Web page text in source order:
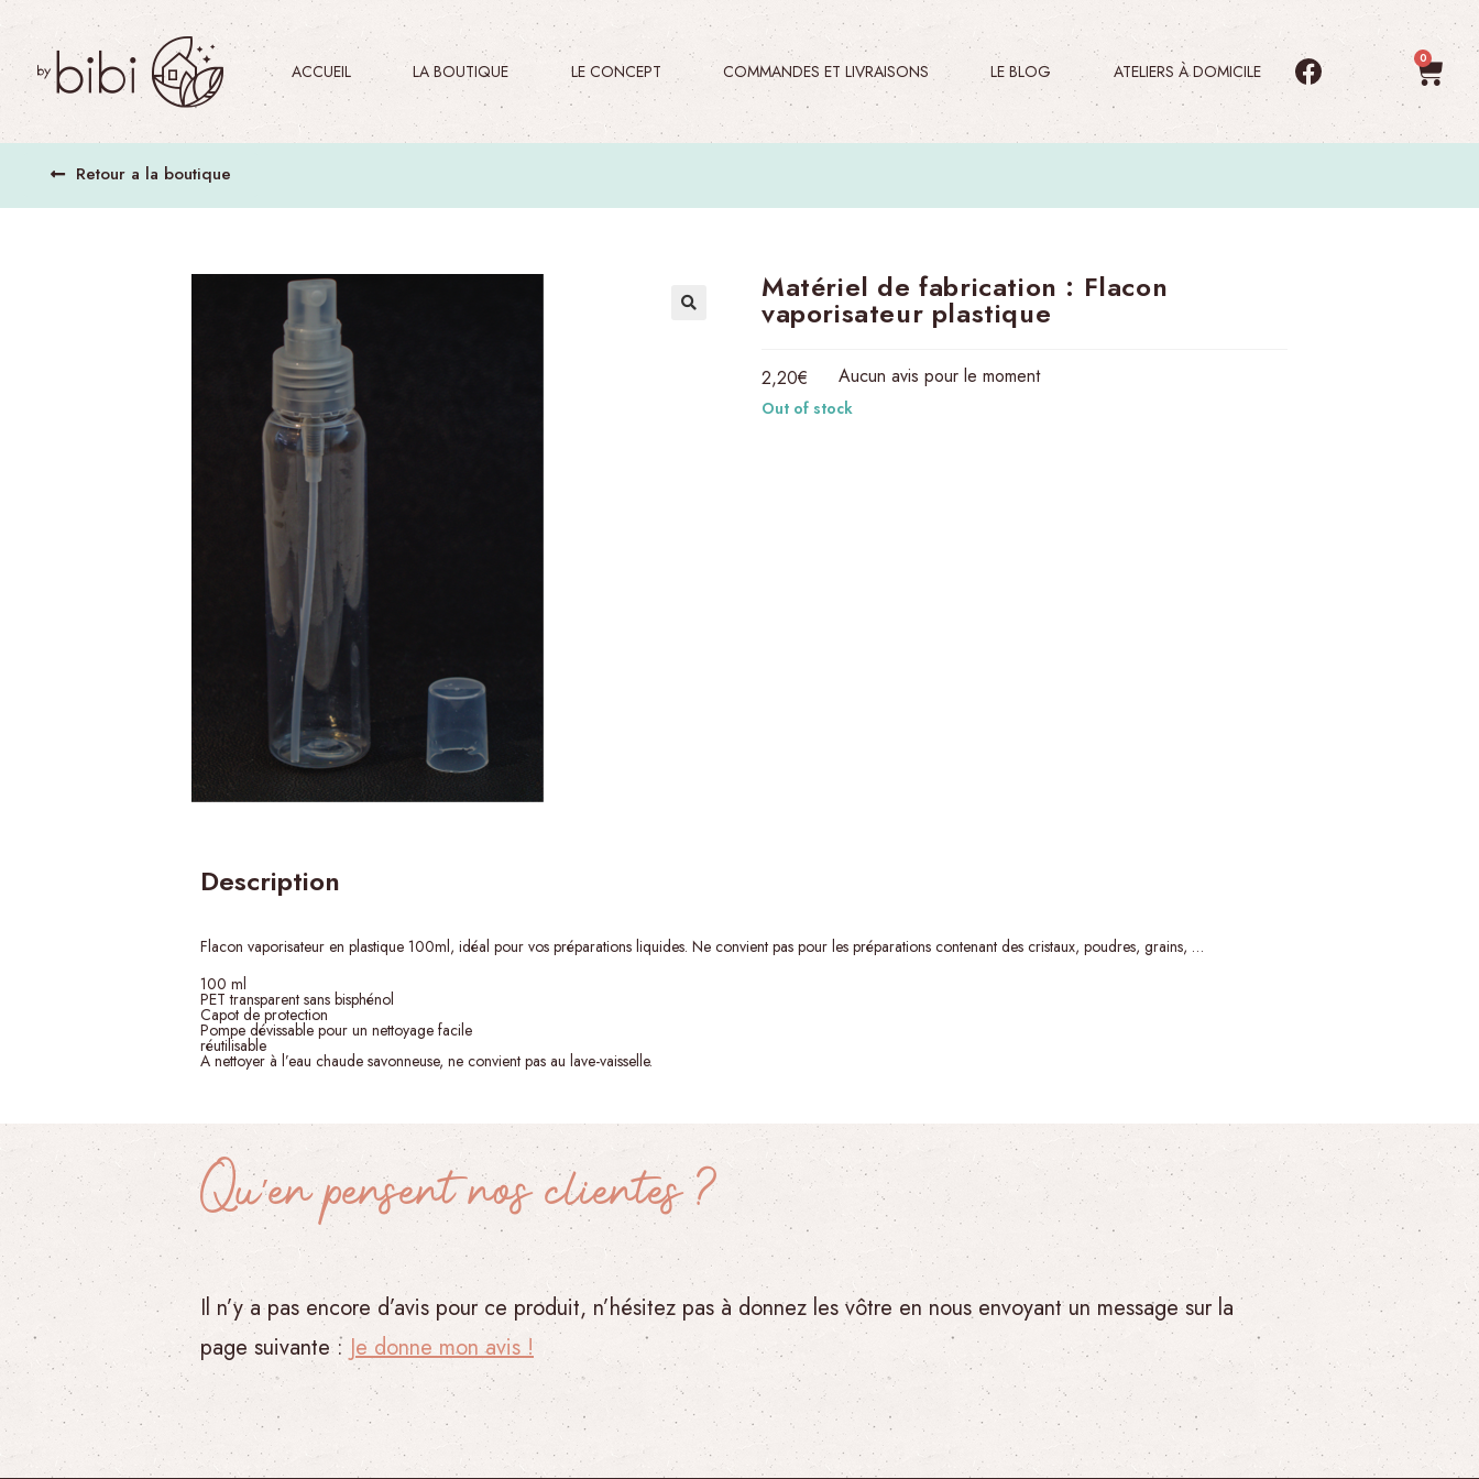
ACCUEIL LA BOUTIQUE​ LE CONCEPT COMMANDES ET LIVRAISONS LE BLOG ATELIERS À DOMICILE
Retour a la boutique
Matériel de fabrication : Flacon
vaporisateur plastique
2,20€ Aucun avis pour le moment
Out of stock
Description
Flacon vaporisateur en plastique 100ml, idéal pour vos préparations liquides. Ne convient pas pour les préparations contenant des cristaux, poudres, grains, …
100 ml
PET transparent sans bisphénol
Capot de protection
Pompe dévissable pour un nettoyage facile
réutilisable
A nettoyer à l’eau chaude savonneuse, ne convient pas au lave-vaisselle.
Qu’en pensent nos clientes ?
Il n’y a pas encore d’avis pour ce produit, n’hésitez pas à donnez les vôtre en nous envoyant un message sur la
page suivante : Je donne mon avis !